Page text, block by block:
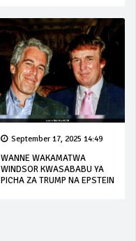
September 17, 2025 14:49
WANNE WAKAMATWA
WINDSOR KWASABABU YA
PICHA ZA TRUMP NA EPSTEIN